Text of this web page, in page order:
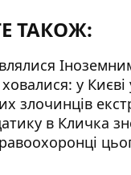
ТАКОЖ:
у Києві
злочинців
в Кличка